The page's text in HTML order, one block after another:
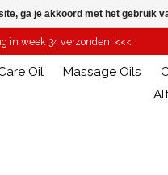
in week 34 verzonden! <<<
Oil Massage Oils
ga je akkoord met het gebruik